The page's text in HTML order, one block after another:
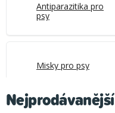
Antiparazitika pro
psy
Misky pro psy
Nejprodávanější